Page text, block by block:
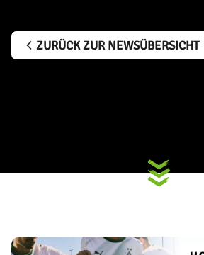
ZURÜCK ZUR NEWSÜBERSICHT